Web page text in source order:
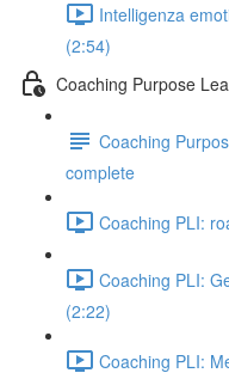
Intelligenza
(2:54)
Coaching Purpose
Coaching
complete
Coaching PLI:
Coaching PLI:
(2:22)
Coaching PLI: